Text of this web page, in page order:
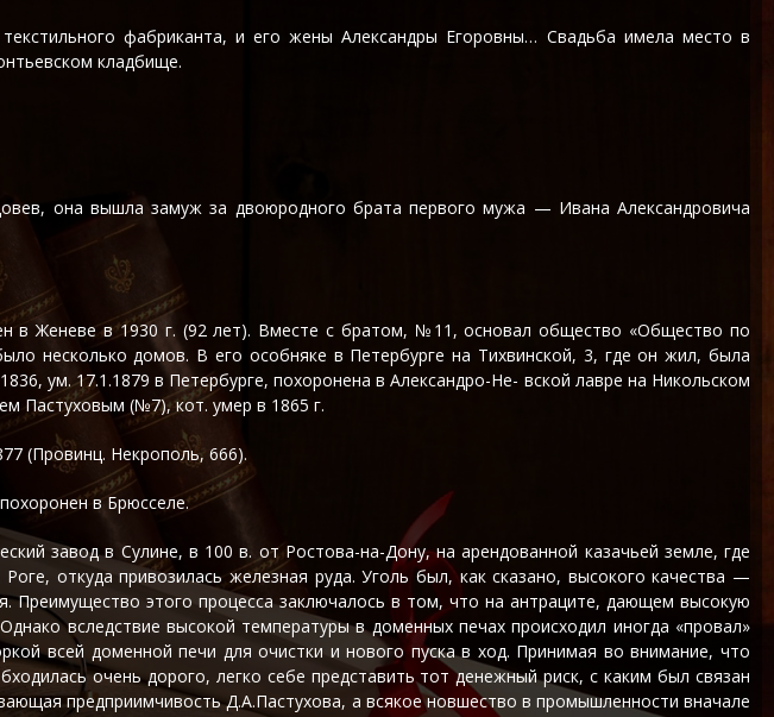
фабриканта, и его жены Александры Егоровны… Свадьба имела место в
кладбище.
она вышла замуж за двоюродного брата первого мужа — Ивана Александровича
в Женеве в 1930 г. (92 лет). Вместе с братом, №11, основал общество «Общество по
несколько домов. В его особняке в Петербурге на Тихвинской, 3, где он жил, была
ум. 17.1.1879 в Петербурге, похоронена в Александро-Не- вской лавре на Никольском
Пастуховым (№7), кот. умер в 1865 г.
(Провинц. Некрополь, 666).
в Брюсселе.
завод в Сулине, в 100 в. от Ростова-на-Дону, на арендованной казачьей земле, где
откуда привозилась железная руда. Уголь был, как сказано, высокого качества —
Преимущество этого процесса заключалось в том, что на антраците, дающем высокую
вследствие высокой температуры в доменных печах происходил иногда «провал»
всей доменной печи для очистки и нового пуска в ход. Принимая во внимание, что
очень дорого, легко себе представить тот денежный риск, с каким был связан
предприимчивость Д.А.Пастухова, а всякое новшество в промышленности вначале